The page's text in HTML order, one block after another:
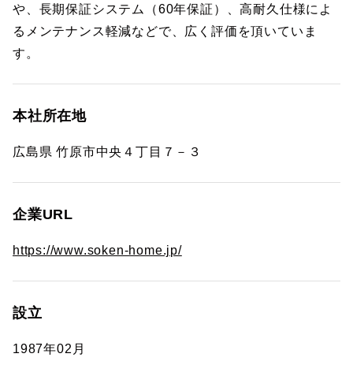
や、長期保証システム（60年保証）、高耐久仕様によ
るメンテナンス軽減などで、広く評価を頂いていま
す。
本社所在地
広島県 竹原市中央４丁目７－３
企業URL
https://www.soken-home.jp/
設立
1987年02月